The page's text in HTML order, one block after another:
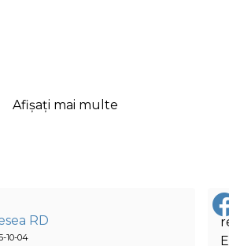
Afişaţi mai multe
RD
10-04